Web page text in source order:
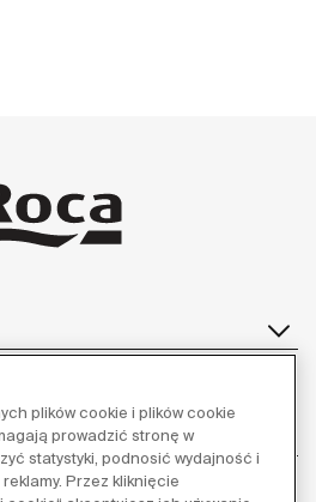
plików cookie i plików cookie
prowadzić stronę w
statystyki, podnosić wydajność i
Przez kliknięcie